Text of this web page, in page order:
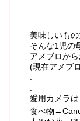
美味しいも
そんな1児の
アメブロか
(現在アメブ
愛用カメラは
食べ物